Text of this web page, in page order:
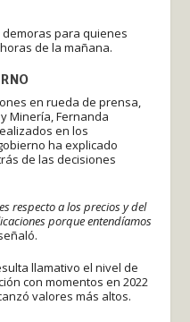
para quienes
de la mañana.
en rueda de prensa,
Minería, Fernanda
en los
ha explicado
de las decisiones
respecto a los precios y del
porque entendíamos
llamativo el nivel de
con momentos en 2022
valores más altos.